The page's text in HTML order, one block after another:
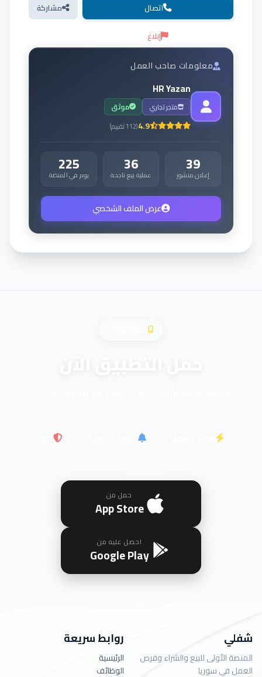
اتصال
مشاركة
إبلاغ
معلومات صاحب العمل
HR Yazan
متجر تجاري موثق
4.9
(
112تقييم)
39
إعلان منشور 36
عملية بيع ناجحة 225
يوم في المنصة
عرض الملف الشخصي
حمل التطبيق الآن
حمل من
App Store
احصل عليه من
Google Play
شفلي
المنصة الأولى للبيع والشراء وفرص
العمل في سوريا
روابط سريعة
الرئيسية
الوظائف